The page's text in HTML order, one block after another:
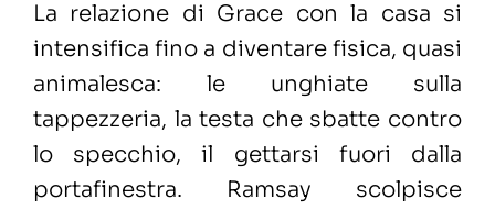
La relazione di Grace con la casa si
intensifica fino a diventare fisica, quasi
animalesca: le unghiate sulla
tappezzeria, la testa che sbatte contro
lo specchio, il gettarsi fuori dalla
portafinestra. Ramsay scolpisce